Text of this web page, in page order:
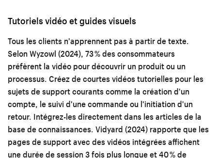
Tutoriels vidéo et guides visuels
Tous les clients n'apprennent pas à partir de texte.
Selon Wyzowl (2024), 73 % des consommateurs
préfèrent la vidéo pour découvrir un produit ou un
processus. Créez de courtes vidéos tutorielles pour les
sujets de support courants comme la création d'un
compte, le suivi d'une commande ou l'initiation d'un
retour. Intégrez-les directement dans les articles de la
base de connaissances. Vidyard (2024) rapporte que les
pages de support avec des vidéos intégrées affichent
une durée de session 3 fois plus longue et 40 % de